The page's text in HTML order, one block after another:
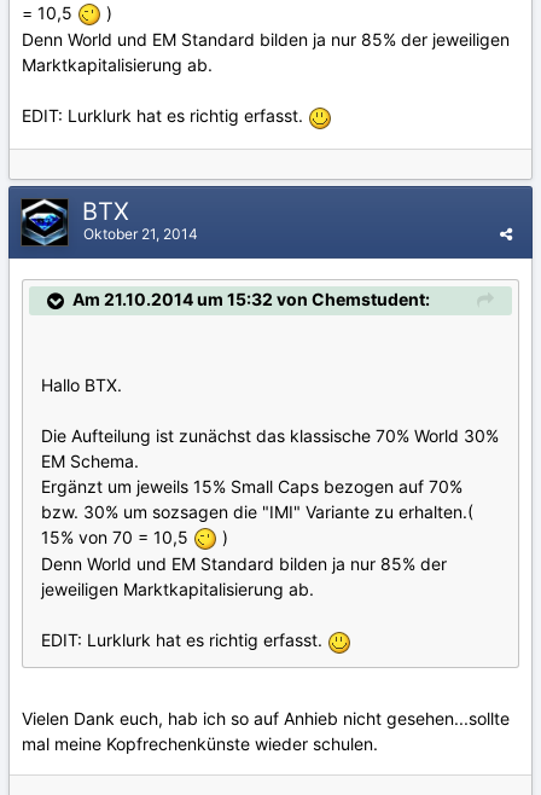
= 10,5
)
Denn World und EM Standard bilden ja nur 85% der jeweiligen
Marktkapitalisierung ab.
EDIT: Lurklurk hat es richtig erfasst.
BTX
Oktober 21, 2014
Am 21.10.2014 um 15:32 von Chemstudent:
Hallo BTX.
Die Aufteilung ist zunächst das klassische 70% World 30%
EM Schema.
Ergänzt um jeweils 15% Small Caps bezogen auf 70%
bzw. 30% um sozsagen die "IMI" Variante zu erhalten.(
15% von 70 = 10,5
)
Denn World und EM Standard bilden ja nur 85% der
jeweiligen Marktkapitalisierung ab.
EDIT: Lurklurk hat es richtig erfasst.
Vielen Dank euch, hab ich so auf Anhieb nicht gesehen...sollte
mal meine Kopfrechenkünste wieder schulen.